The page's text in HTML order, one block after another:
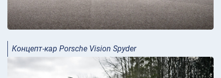
Концепт-кар Porsche Vision Spyder